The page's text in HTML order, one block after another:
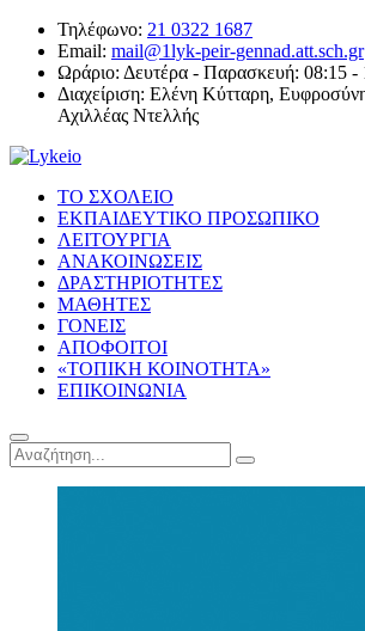
Τηλέφωνο: 21 0322 1687
Email: mail@1lyk-peir-gennad.att.sch.gr
Ωράριο: Δευτέρα - Παρασκευή: 08:15 -
Διαχείριση: Ελένη Κύτταρη,
Αχιλλέας Ντελλής
ΤΟ ΣΧΟΛΕΙΟ
ΕΚΠΑΙΔΕΥΤΙΚΟ ΠΡΟΣΩΠΙΚΟ
ΛΕΙΤΟΥΡΓΙΑ
ΑΝΑΚΟΙΝΩΣΕΙΣ
ΔΡΑΣΤΗΡΙΟΤΗΤΕΣ
ΜΑΘΗΤΕΣ
ΓΟΝΕΙΣ
ΑΠΟΦΟΙΤΟΙ
«ΤΟΠΙΚΗ ΚΟΙΝΟΤΗΤΑ»
ΕΠΙΚΟΙΝΩΝΙΑ